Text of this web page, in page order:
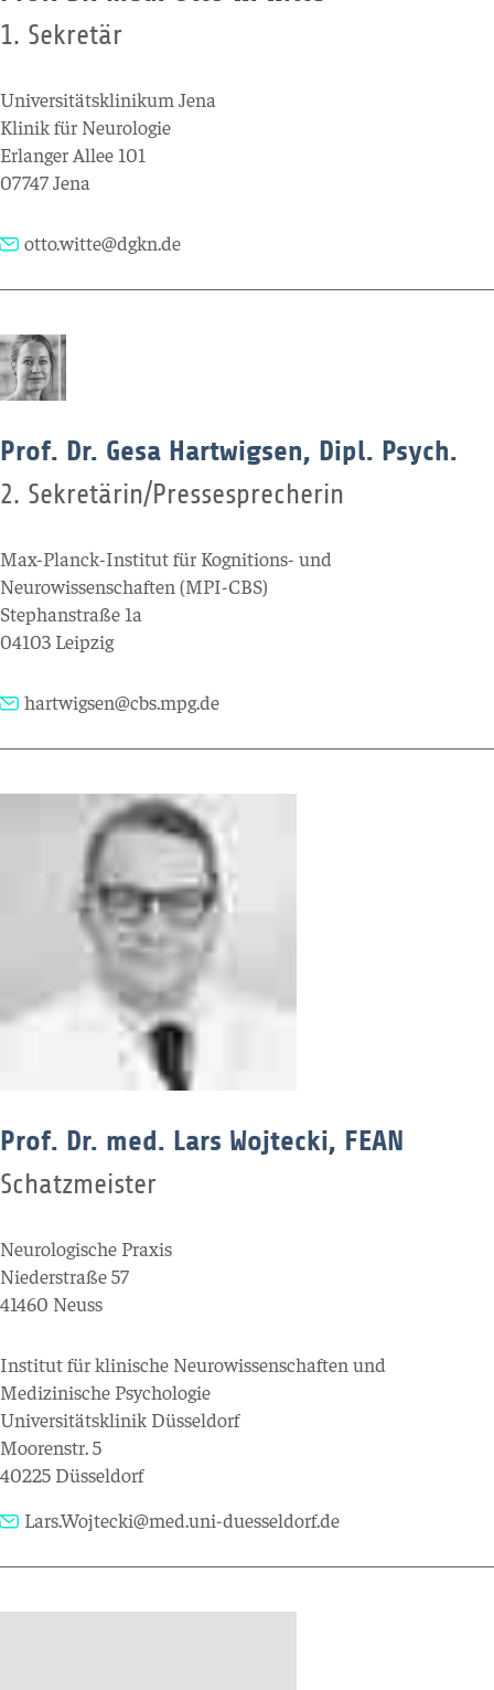
1. Sekretär
Universitätsklinikum Jena
Klinik für Neurologie
Erlanger Allee 101
07747 Jena
otto.witte@dgkn.de
Prof. Dr. Gesa Hartwigsen, Dipl. Psych.
2. Sekretärin/Pressesprecherin
Max-Planck-Institut für Kognitions- und
Neurowissenschaften (MPI-CBS)
Stephanstraße 1a
04103 Leipzig
hartwigsen@cbs.mpg.de
Prof. Dr. med. Lars Wojtecki, FEAN
Schatzmeister
Neurologische Praxis
Niederstraße 57
41460 Neuss
Institut für klinische Neurowissenschaften und
Medizinische Psychologie
Universitätsklinik Düsseldorf
Moorenstr. 5
40225 Düsseldorf
Lars.Wojtecki@med.uni-duesseldorf.de